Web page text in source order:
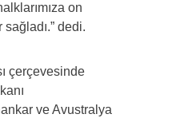
on
sağladı.” dedi.
çerçevesinde
ve Avustralya